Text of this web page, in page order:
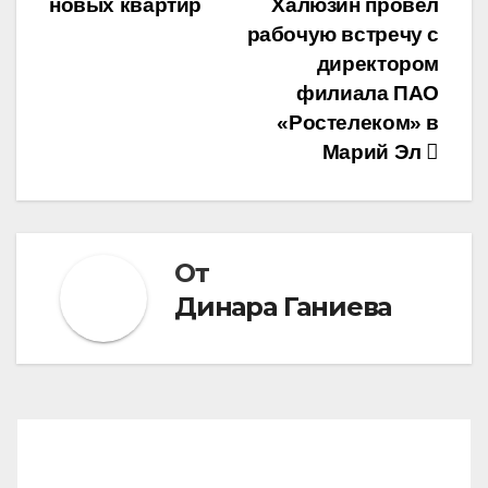
Халюзин провел
рабочую встречу с
директором
филиала ПАО
«Ростелеком» в
Марий Эл
новых квартир
От
Динара Ганиева